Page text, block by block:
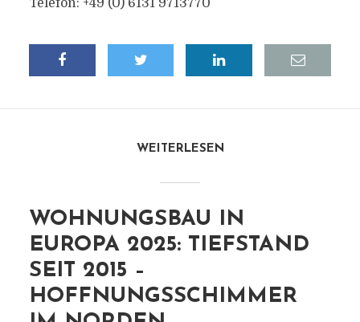
Telefon: +49 (0) 6131 9713770
WEITERLESEN
WOHNUNGSBAU IN
EUROPA 2025: TIEFSTAND
SEIT 2015 –
HOFFNUNGSSCHIMMER